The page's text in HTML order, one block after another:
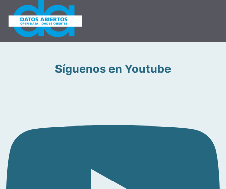
Síguenos en Youtube